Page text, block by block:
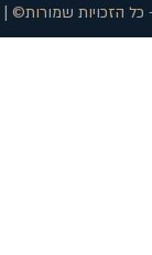
הזכויות שמורות© |